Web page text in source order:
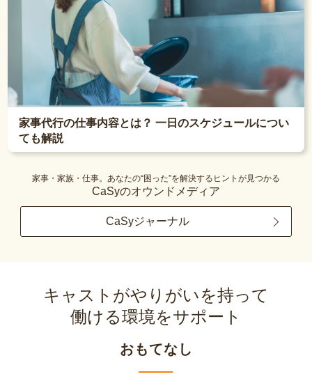
家事代行の仕事内容とは？ 一日のスケジュールについ
ても解説
家事・家族・仕事。あなたの“困った”を解決するヒントが見つかる
CaSyのオウンドメディア
CaSyジャーナル
キャストがやりがいを持って
働ける環境をサポート
おもてなし